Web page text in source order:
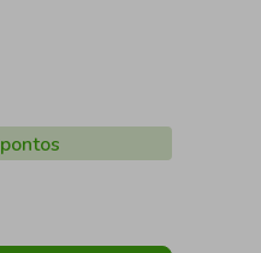
pontos